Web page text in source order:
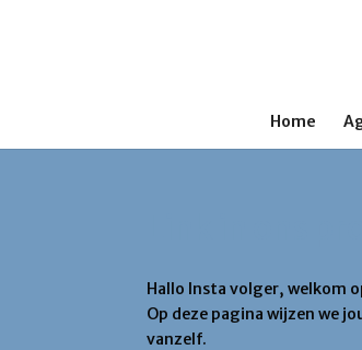
Home
Hallo Insta volger, welkom
Op deze pagina wijzen we
vanzelf.